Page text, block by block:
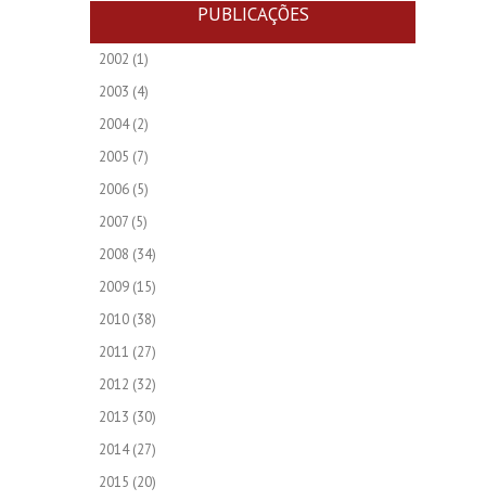
PUBLICAÇÕES
2002 (1)
2003 (4)
2004(2)
2005 (7)
2006 (5)
2007 (5)
2008 (34)
2009 (15)
2010 (38)
2011 (27)
2012 (32)
2013 (30)
2014(27)
2015 (20)